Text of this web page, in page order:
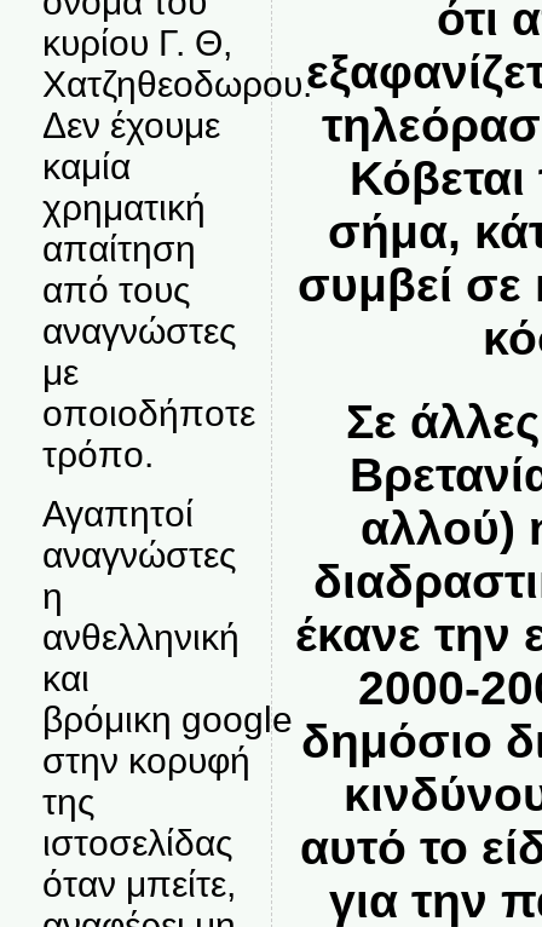
κυρίου Γ. Θ,
Χατζηθεοδωρου.
Δεν έχουμε
καμία
χρηματική
απαίτηση
από τους
αναγνώστες
με
οποιοδήποτε
τρόπο.
Αγαπητοί
αναγνώστες
η
ανθελληνική
και
βρόμικη google
στην κορυφή
της
ιστοσελίδας
όταν μπείτε,
ότι
σήμα,
συμβεί σε
Σε
αλλού)
έκανε την
2000-
δημόσιο
αυτό το
για την